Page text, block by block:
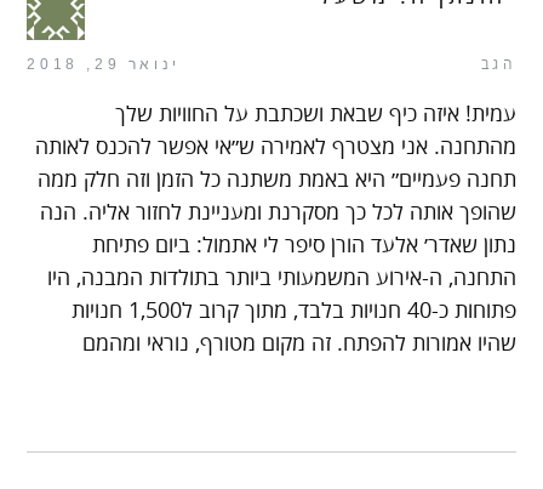
הגב ינואר 29, 2018
עמית! איזה כיף שבאת ושכתבת על החוויות שלך
מהתחנה. אני מצטרף לאמירה ש״אי אפשר להכנס לאותה
תחנה פעמיים״ היא באמת משתנה כל הזמן וזה חלק ממה
שהופך אותה לכל כך מסקרנת ומעניינת לחזור אליה. הנה
נתון שאדר׳ אלעד הורן סיפר לי אתמול: ביום פתיחת
התחנה, ה-אירוע המשמעותי ביותר בתולדות המבנה, היו
פתוחות כ-40 חנויות בלבד, מתוך קרוב ל1,500 חנויות
שהיו אמורות להפתח. זה מקום מטורף, נוראי ומהמם